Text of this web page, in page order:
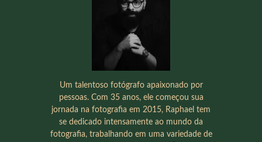
Um talentoso fotógrafo apaixonado por
pessoas. Com 35 anos, ele começou sua
jornada na fotografia em 2015, Raphael tem
se dedicado intensamente ao mundo da
fotografia, trabalhando em uma variedade de